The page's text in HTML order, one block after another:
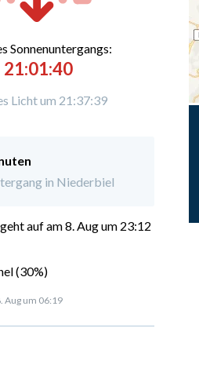
Sonnenuntergangs:
21:01:40
Licht um 21:37:39
in Niederbiel
auf am 8. Aug um 23:12
(30%)
Aug um 06:19